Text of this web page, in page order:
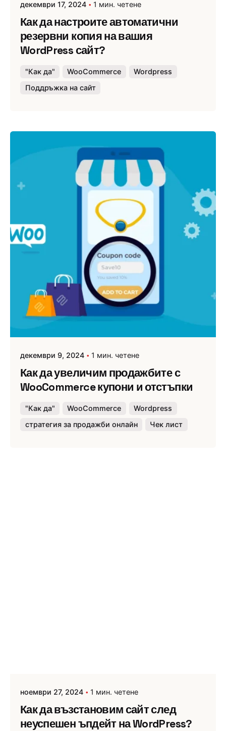
декември 17, 2024 1 мин. четене
Как да настроите автоматични
резервни копия на вашия
WordPress сайт?
"Как да" WooCommerce
Wordpress
Поддръжка на сайт
Публикувано от
декември 9, 2024 1 мин. четене
Как да увеличим продажбите с
WooCommerce купони и отстъпки
"Как да" WooCommerce
Wordpress
стратегия за продажби онлайн
Чек лист
ноември 27, 2024 1 мин. четене
Как да възстановим сайт след
неуспешен ъпдейт на WordPress?